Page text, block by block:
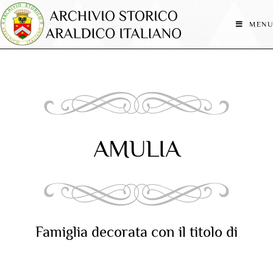
MENU
AMULIA
Famiglia decorata con il titolo di